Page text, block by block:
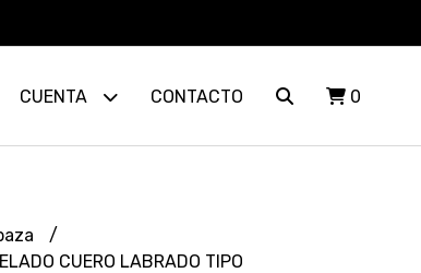
CUENTA CONTACTO 0
CUERO LABRADO TIPO